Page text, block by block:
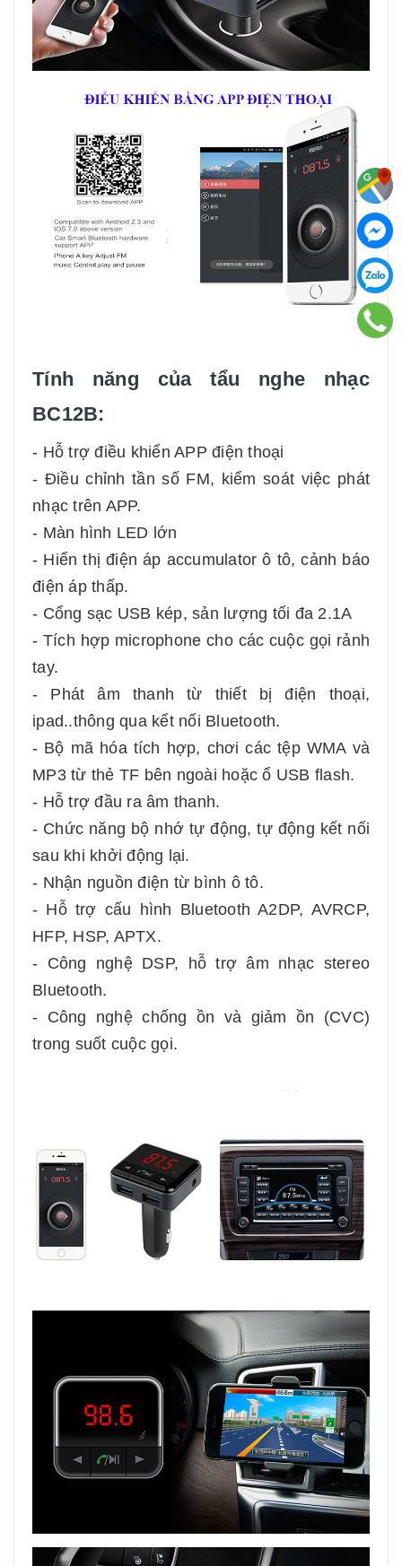
Tính năng của tẩu nghe nhạc
BC12B:
- Hỗ trợ điều khiển APP điện thoại
- Điều chỉnh tần số FM, kiểm soát việc phát
nhạc trên APP.
- Màn hình LED lớn
- Hiển thị điện áp accumulator ô tô, cảnh báo
điện áp thấp.
- Cổng sạc USB kép, sản lượng tối đa 2.1A
- Tích hợp microphone cho các cuộc gọi rảnh
tay.
- Phát âm thanh từ thiết bị điện thoại,
ipad..thông qua kết nối Bluetooth.
- Bộ mã hóa tích hợp, chơi các tệp WMA và
MP3 từ thẻ TF bên ngoài hoặc ổ USB flash.
- Hỗ trợ đầu ra âm thanh.
- Chức năng bộ nhớ tự động, tự động kết nối
sau khi khởi động lại.
- Nhận nguồn điện từ bình ô tô.
- Hỗ trợ cấu hình Bluetooth A2DP, AVRCP,
HFP, HSP, APTX.
- Công nghệ DSP, hỗ trợ âm nhạc stereo
Bluetooth.
- Công nghệ chống ồn và giảm ồn (CVC)
trong suốt cuộc gọi.